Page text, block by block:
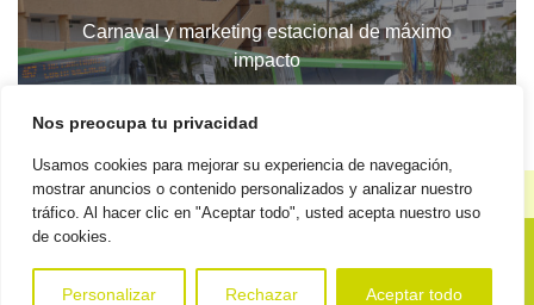
Nos preocupa tu privacidad
Usamos cookies para mejorar su experiencia de navegación,
mostrar anuncios o contenido personalizados y analizar nuestro
tráfico. Al hacer clic en "Aceptar todo", usted acepta nuestro uso
de cookies.
Personalizar Rechazar Aceptar todo
Carnaval y marketing estacional de máximo
impacto
Reglamento general de protección de datos|Política de
calidad
Código ético Elementos corporativos
Política de